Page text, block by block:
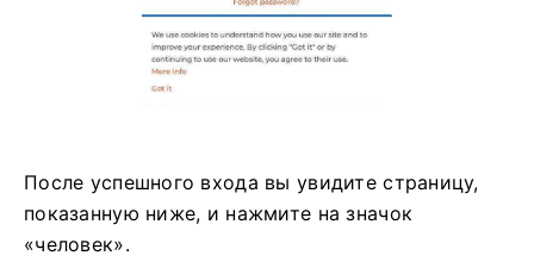
После успешного входа вы увидите страницу,
показанную ниже, и нажмите на значок
«человек».